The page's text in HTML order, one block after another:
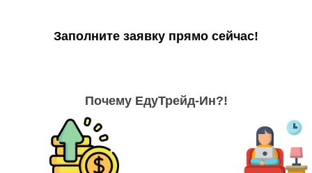
Заполните заявку прямо сейчас!
Почему ЕдуТрейд-Ин?!